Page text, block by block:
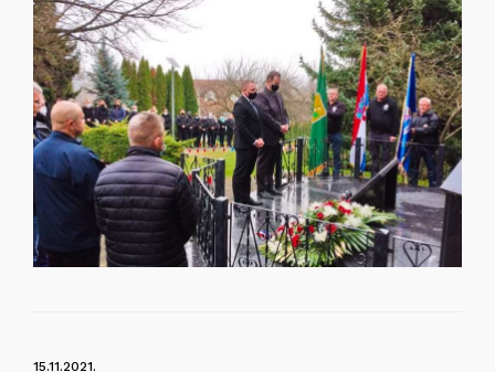
15.11.2021.